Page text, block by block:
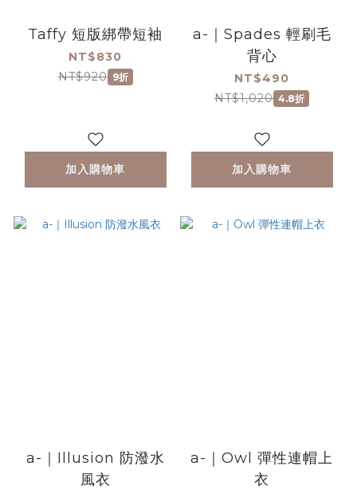
Taffy 短版綁帶短袖
NT$830
NT$920 9折
加入購物車
a-｜Spades 輕刷毛
背心
NT$490
NT$1,020 4.8折
加入購物車
a-｜Illusion 防潑水
風衣
a-｜Owl 彈性連帽上
衣